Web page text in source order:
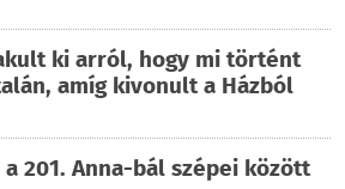
ki arról, hogy mi történt
amíg kivonult a Házból
201. Anna-bál szépei között